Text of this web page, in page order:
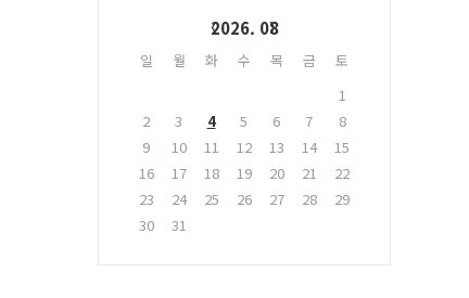
2026. 08
일 월 화 수 목 금
토
1
2
3 4 5 6 7
8
9
10 11 12 13 14
15
16
17 18 19 20 21
22
23
24 25 26 27 28
29
30
31